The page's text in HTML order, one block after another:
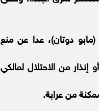
دوتان)، عدا عن منع
من الاحتلال لمالكي
من عرابة.